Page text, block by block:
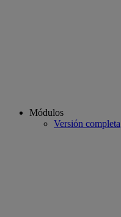
Módulos
Versión completa